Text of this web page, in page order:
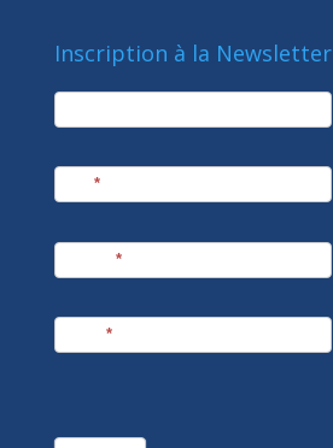
Inscription à la Newsletter
newsletter
*
*
*